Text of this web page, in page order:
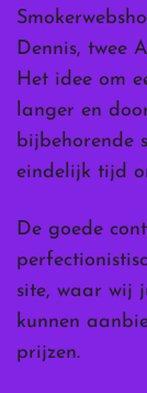
Dennis, twee
Het idee om
langer en
bijbehorende
eindelijk tijd
De goede
site, waar wij
kunnen
prijzen.